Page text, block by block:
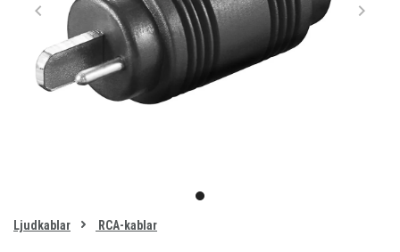
item
of
Ljudkablar RCA-kablar